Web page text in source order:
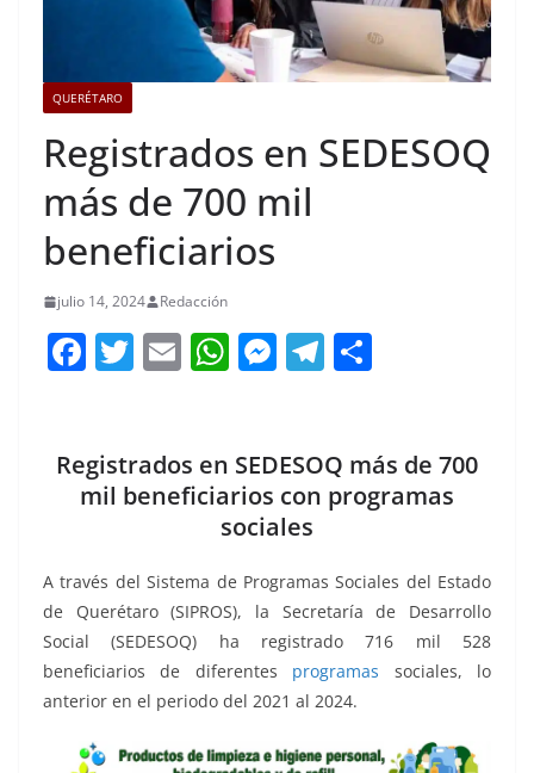
QUERÉTARO
Registrados en SEDESOQ
más de 700 mil
beneficiarios
julio 14, 2024 Redacción
F
e
b
o
k
T
er
E
l
W
s
A
p
p
M
e
n
g
er
T
gr
a
p
ar
Registrados en SEDESOQ más de 700
mil beneficiarios con programas
sociales
A través del Sistema de Programas Sociales del Estado
de Querétaro (SIPROS), la Secretaría de Desarrollo
Social (SEDESOQ) ha registrado 716 mil 528
beneficiarios de diferentes programas sociales, lo
anterior en el periodo del 2021 al 2024.